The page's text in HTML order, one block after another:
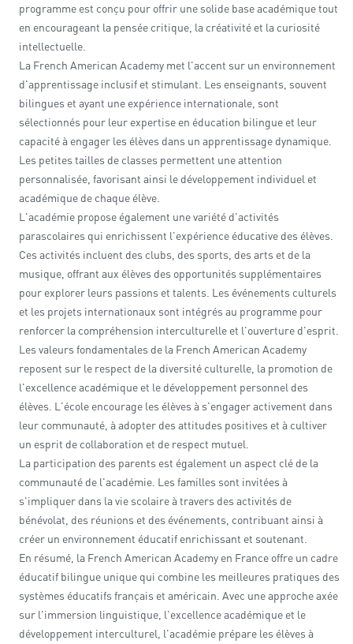
programme est conçu pour offrir une solide base académique tout
en encourageant la pensée critique, la créativité et la curiosité
intellectuelle.
La French American Academy met l'accent sur un environnement
d'apprentissage inclusif et stimulant. Les enseignants, souvent
bilingues et ayant une expérience internationale, sont
sélectionnés pour leur expertise en éducation bilingue et leur
capacité à engager les élèves dans un apprentissage dynamique.
Les petites tailles de classes permettent une attention
personnalisée, favorisant ainsi le développement individuel et
académique de chaque élève.
L'académie propose également une variété d'activités
parascolaires qui enrichissent l'expérience éducative des élèves.
Ces activités incluent des clubs, des sports, des arts et de la
musique, offrant aux élèves des opportunités supplémentaires
pour explorer leurs passions et talents. Les événements culturels
et les projets internationaux sont intégrés au programme pour
renforcer la compréhension interculturelle et l'ouverture d'esprit.
Les valeurs fondamentales de la French American Academy
reposent sur le respect de la diversité culturelle, la promotion de
l'excellence académique et le développement personnel des
élèves. L'école encourage les élèves à s'engager activement dans
leur communauté, à adopter des attitudes positives et à cultiver
un esprit de collaboration et de respect mutuel.
La participation des parents est également un aspect clé de la
communauté de l'académie. Les familles sont invitées à
s'impliquer dans la vie scolaire à travers des activités de
bénévolat, des réunions et des événements, contribuant ainsi à
créer un environnement éducatif enrichissant et soutenant.
En résumé, la French American Academy en France offre un cadre
éducatif bilingue unique qui combine les meilleures pratiques des
systèmes éducatifs français et américain. Avec une approche axée
sur l'immersion linguistique, l'excellence académique et le
développement interculturel, l'académie prépare les élèves à